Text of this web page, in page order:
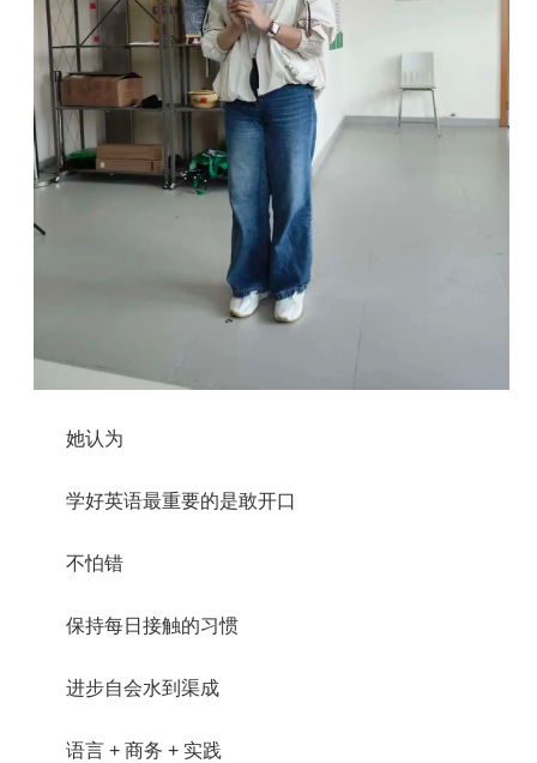
她认为
学好英语最重要的是敢开口
不怕错
保持每日接触的习惯
进步自会水到渠成
语言 + 商务 + 实践